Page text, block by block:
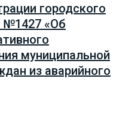
городского
№1427 «Об
муниципальной
из аварийного